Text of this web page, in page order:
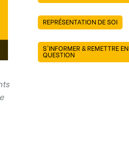
REPRÉSENTATION DE SOI
S'INFORMER & REMETTRE EN
QUESTION